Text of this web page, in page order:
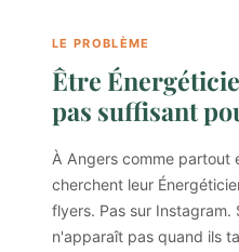
LE PROBLÈME
Être
pas suffisant
À Angers comme partout
cherchent leur
flyers. Pas sur Instagram.
n'apparaît pas quand ils